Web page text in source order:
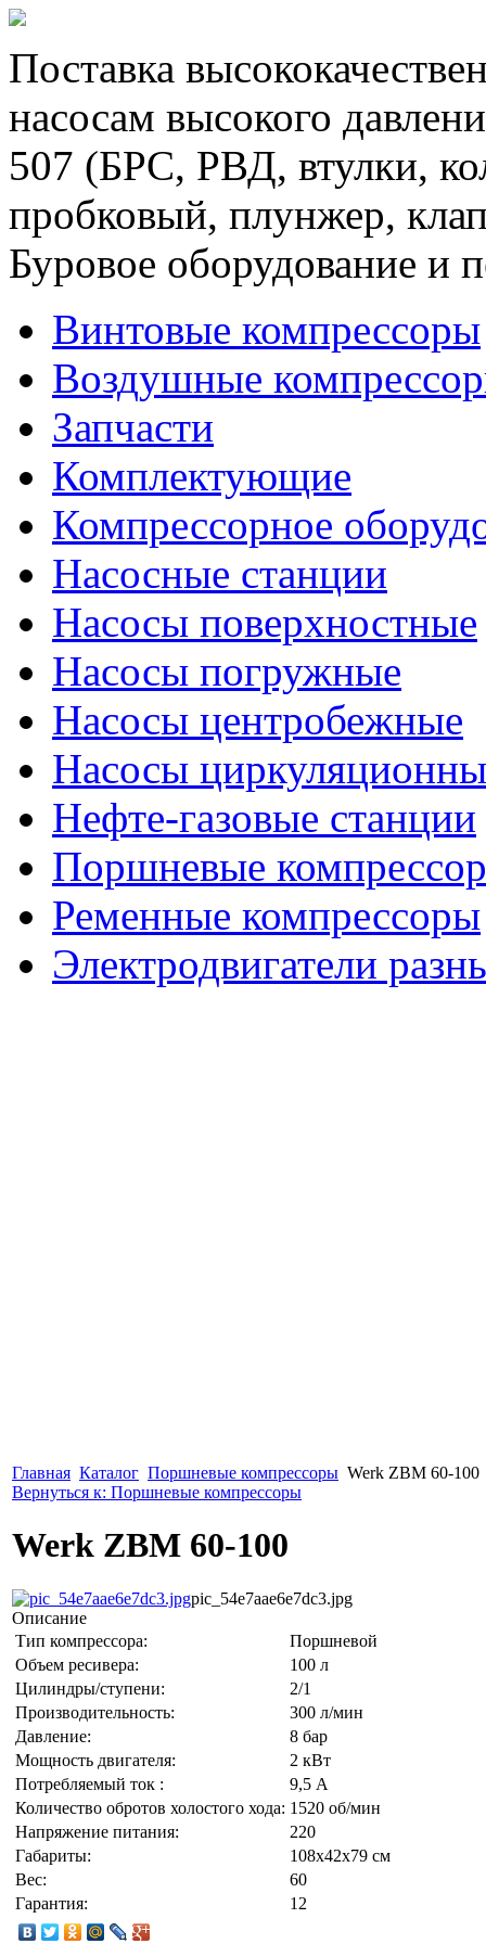
Поставка
насосам высокого
507 (БРС, РВД, втулки,
пробковый, плунжер,
Буровое оборудование и
Винтовые компрессоры
Воздушные
Запчасти
Комплектующие
Компрессорное
Насосные станции
Насосы поверхностные
Насосы погружные
Насосы центробежные
Насосы
Нефте-газовые станции
Поршневые
Ременные компрессоры
Электродвигатели
Главная Каталог Поршневые компрессоры Werk ZBM 60-100
Вернуться к: Поршневые компрессоры
Werk ZBM 60-100
pic_54e7aae6e7dc3.jpg
Описание
Тип компрессора:
Поршневой
Объем ресивера:
100 л
Цилиндры/ступени:
2/1
Производительность:
300 л/мин
Давление:
8 бар
Мощность двигателя:
2 кВт
Потребляемый ток :
9,5 А
Количество обротов холостого хода: 1520 об/мин
Напряжение питания:
220
Габариты:
108x42x79 см
Вес:
60
Гарантия:
12